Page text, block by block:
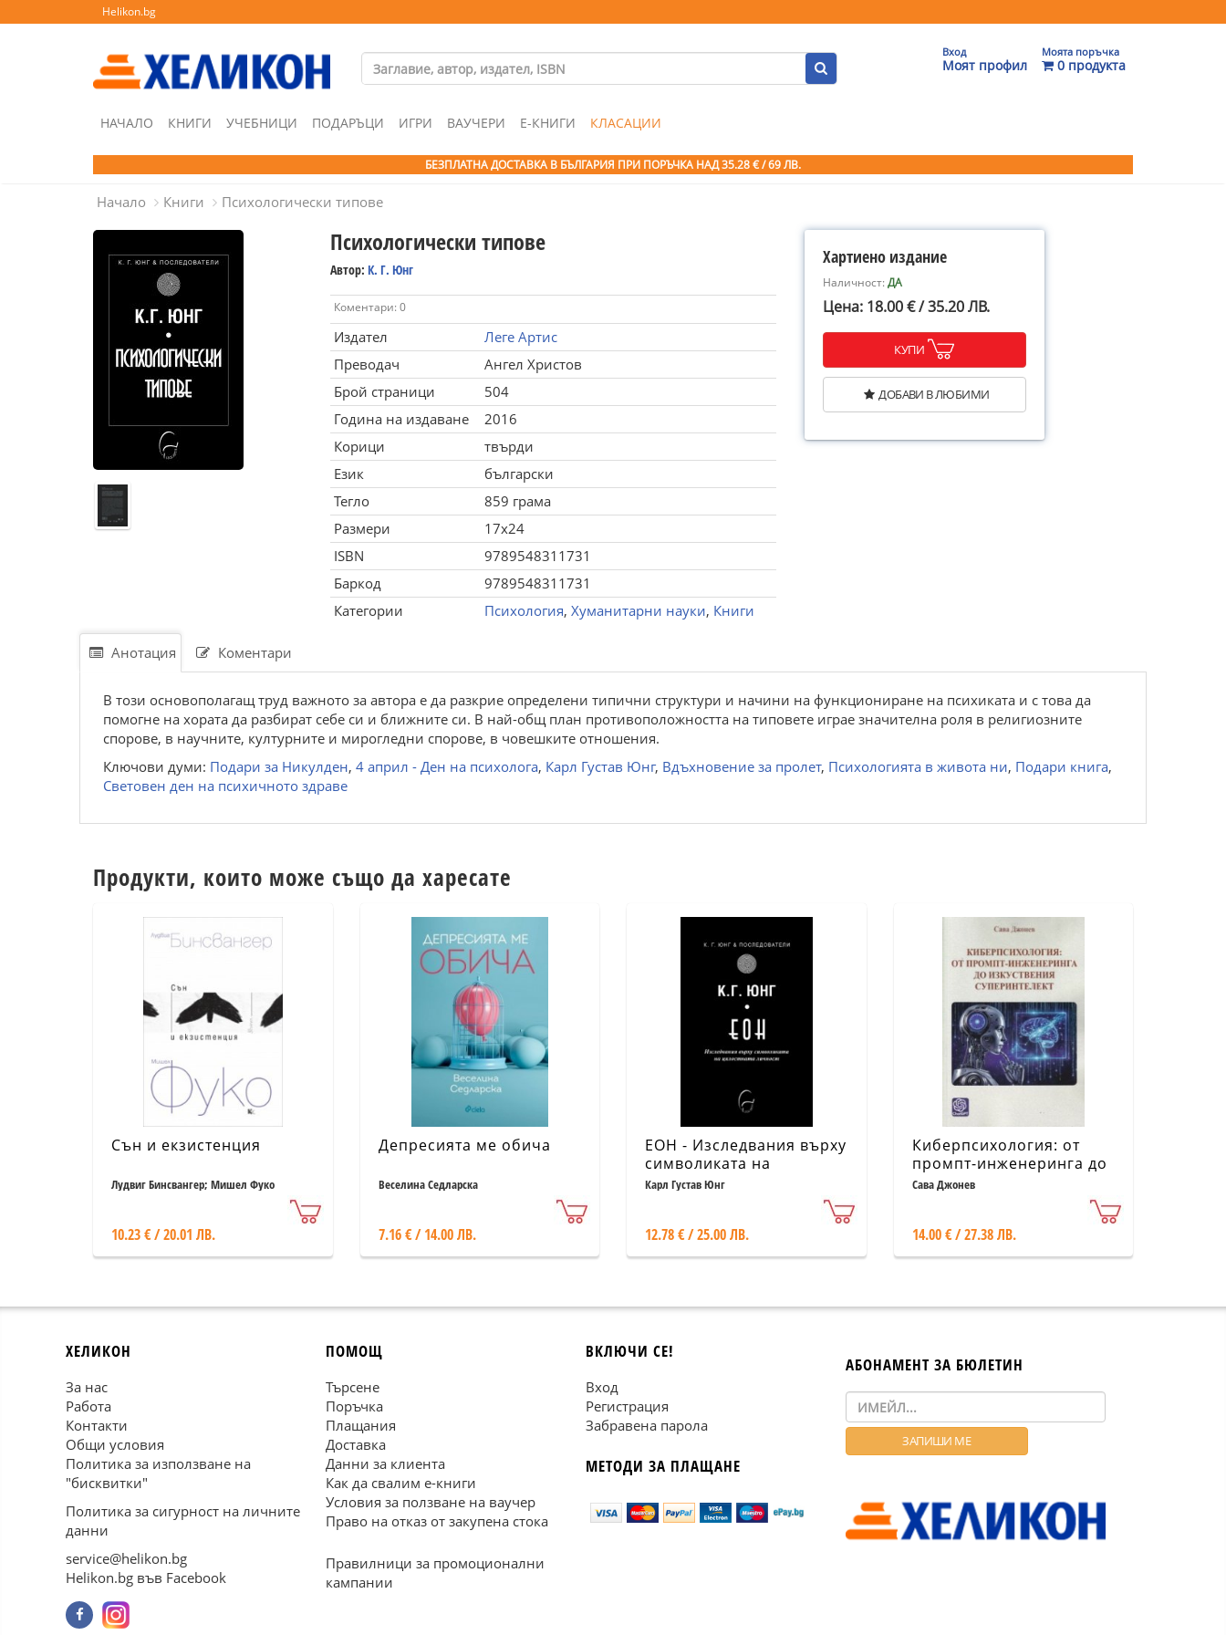
Helikon.bg
Вход
Моят профил
Моята поръчка
0 продукта
НАЧАЛО КНИГИ УЧЕБНИЦИ ПОДАРЪЦИ ИГРИ ВАУЧЕРИ Е-КНИГИ КЛАСАЦИИ
БЕЗПЛАТНА ДОСТАВКА В БЪЛГАРИЯ ПРИ ПОРЪЧКА НАД 35.28 € / 69 ЛВ.
Начало Книги Психологически типове
Психологически типове
Автор: К. Г. Юнг
Коментари: 0
Издател
Леге Артис
Преводач
Ангел Христов
Брой страници
504
Година на издаване
2016
Корици
твърди
Език
български
Тегло
859 грама
Размери
17x24
ISBN
9789548311731
Баркод
9789548311731
Категории
Психология, Хуманитарни науки, Книги
Хартиено издание
Наличност:ДА
Цена: 18.00 € / 35.20 ЛВ.
КУПИ
ДОБАВИ В ЛЮБИМИ
Анотация Коментари
В този основополагащ труд важното за автора е да разкрие определени типични структури и начини на функциониране на психиката и с това да
помогне на хората да разбират себе си и ближните си. В най-общ план противоположността на типовете играе значителна роля в религиозните
спорове, в научните, културните и мирогледни спорове, в човешките отношения.
Ключови думи: Подари за Никулден, 4 април - Ден на психолога, Карл Густав Юнг, Вдъхновение за пролет, Психологията в живота ни, Подари книга,
Световен ден на психичното здраве
Продукти, които може също да харесате
Сън и екзистенция
Лудвиг Бинсвангер; Мишел Фуко
10.23 € / 20.01 ЛВ.
Депресията ме обича
Веселина Седларска
7.16 € / 14.00 ЛВ.
ЕОН - Изследвания върху
символиката на
цялостната личност
Карл Густав Юнг
12.78 € / 25.00 ЛВ.
Киберпсихология: от
промпт-инженеринга до
изкуствения
Сава Джонев
14.00 € / 27.38 ЛВ.
ХЕЛИКОН
За нас
Работа
Контакти
Общи условия
Политика за използване на
"бисквитки"
Политика за сигурност на личните
данни
service@helikon.bg
Helikon.bg във Facebook
ПОМОЩ
Търсене
Поръчка
Плащания
Доставка
Данни за клиента
Как да свалим е-книги
Условия за ползване на ваучер
Право на отказ от закупена стока
Правилници за промоционални
кампании
ВКЛЮЧИ СЕ!
Вход
Регистрация
Забравена парола
МЕТОДИ ЗА ПЛАЩАНЕ
АБОНАМЕНТ ЗА БЮЛЕТИН